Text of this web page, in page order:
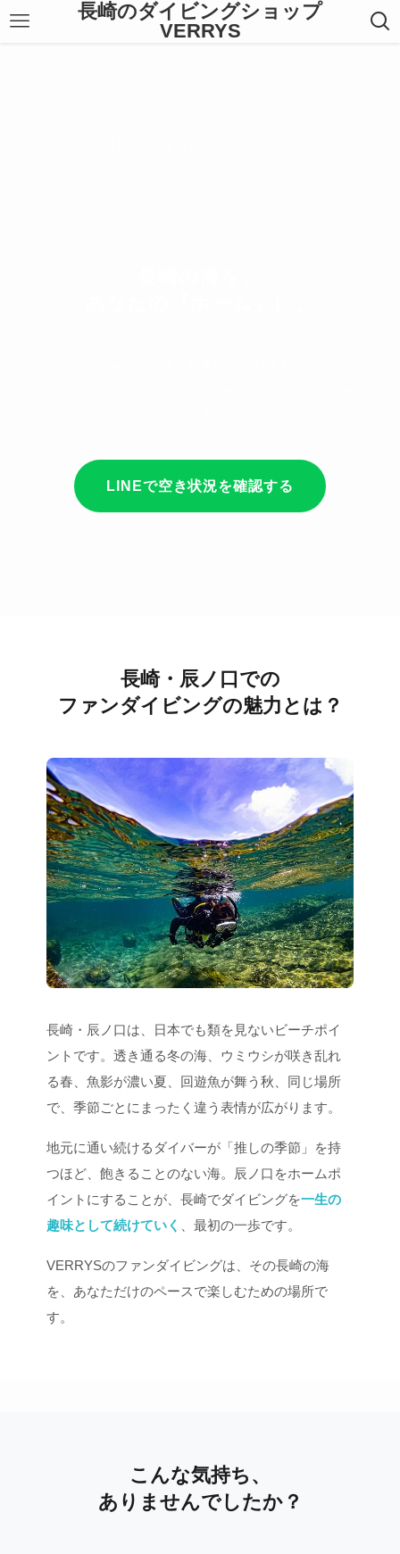
長崎のダイビングショップ
VERRYS
LINEで空き状況を確認する
長崎・辰ノ口での
ファンダイビングの魅力とは？
長崎・辰ノ口は、日本でも類を見ないビーチポイ
ントです。透き通る冬の海、ウミウシが咲き乱れ
る春、魚影が濃い夏、回遊魚が舞う秋、同じ場所
で、季節ごとにまったく違う表情が広がります。
地元に通い続けるダイバーが「推しの季節」を持
つほど、飽きることのない海。辰ノ口をホームポ
イントにすることが、長崎でダイビングを一生の
趣味として続けていく
、最初の一歩です。
VERRYSのファンダイビングは、その長崎の海
を、あなただけのペースで楽しむための場所で
す。
こんな気持ち、
ありませんでしたか？